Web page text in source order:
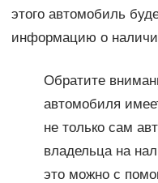
этого автомобиль
информацию о
Обратите
автомобиля
не только сам
владельца на
это можно с